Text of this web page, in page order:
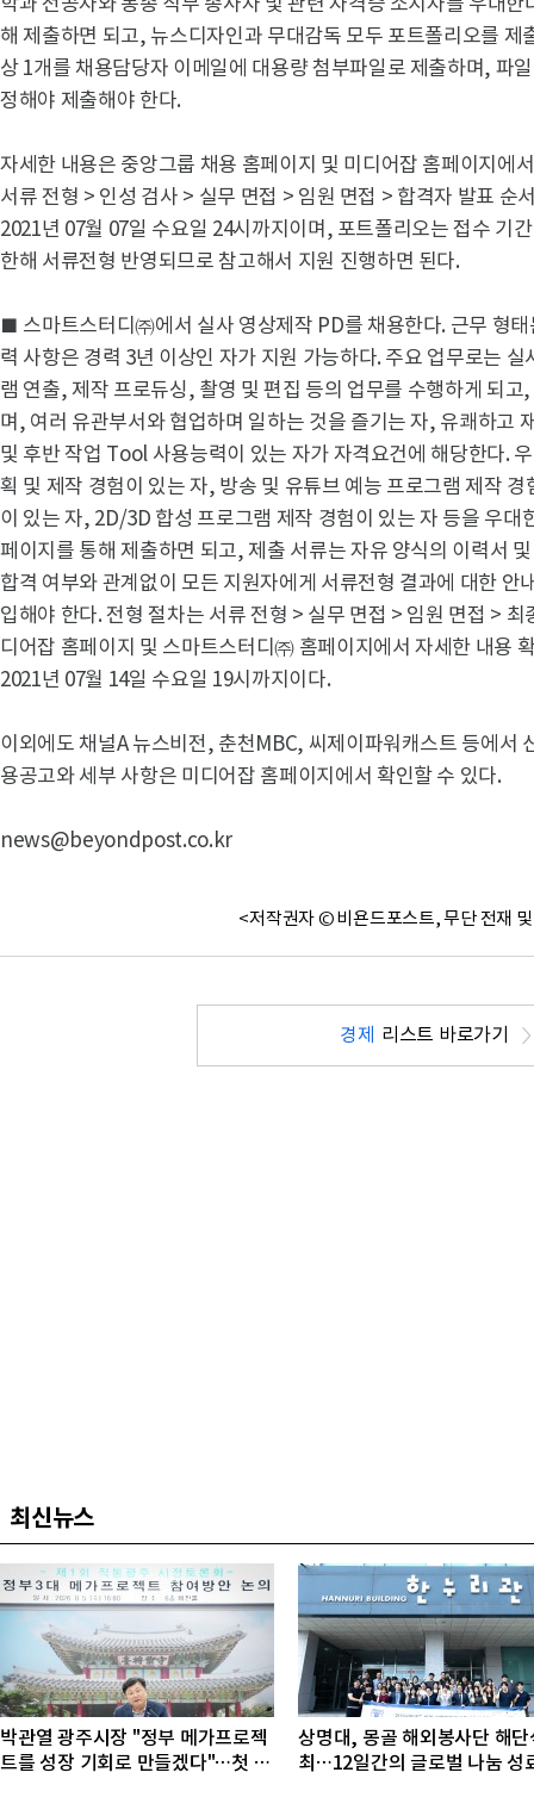
학과 전공자와 동종 직무 종사자 및 관련 자격증 소지자를 우대
해 제출하면 되고, 뉴스디자인과 무대감독 모두 포트폴리오를
상 1개를 채용담당자 이메일에 대용량 첨부파일로 제출하며, 파
정해야 제출해야 한다.
자세한 내용은 중앙그룹 채용 홈페이지 및 미디어잡 홈페이지에
서류 전형 > 인성 검사 > 실무 면접 > 임원 면접 > 합격자 발표 순
2021년 07월 07일 수요일 24시까지이며, 포트폴리오는 접수 기
한해 서류전형 반영되므로 참고해서 지원 진행하면 된다.
■ 스마트스터디㈜에서 실사 영상제작 PD를 채용한다. 근무 형
력 사항은 경력 3년 이상인 자가 지원 가능하다. 주요 업무로는
램 연출, 제작 프로듀싱, 촬영 및 편집 등의 업무를 수행하게 되
며, 여러 유관부서와 협업하며 일하는 것을 즐기는 자, 유쾌하고
및 후반 작업 Tool 사용능력이 있는 자가 자격요건에 해당한다.
획 및 제작 경험이 있는 자, 방송 및 유튜브 예능 프로그램 제작
이 있는 자, 2D/3D 합성 프로그램 제작 경험이 있는 자 등을 우대
페이지를 통해 제출하면 되고, 제출 서류는 자유 양식의 이력서
합격 여부와 관계없이 모든 지원자에게 서류전형 결과에 대한 안
입해야 한다. 전형 절차는 서류 전형 > 실무 면접 > 임원 면접 >
디어잡 홈페이지 및 스마트스터디㈜ 홈페이지에서 자세한 내용
2021년 07월 14일 수요일 19시까지이다.
이외에도 채널A 뉴스비전, 춘천MBC, 씨제이파워캐스트 등에서
용공고와 세부 사항은 미디어잡 홈페이지에서 확인할 수 있다.
news@beyondpost.co.kr
<저작권자 © 비욘드포스트, 무단 전재
경제 리스트 바로가기
최신뉴스
박관열 광주시장 "정부 메가프로젝
트를 성장 기회로 만들겠다"…첫 시
상명대, 몽골 해외봉사단 해단
최…12일간의 글로벌 나눔 성